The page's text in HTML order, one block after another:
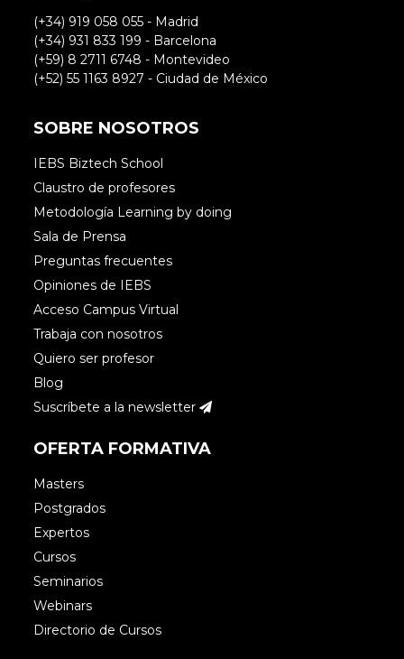
(+34) 919 058 055 - Madrid
(+34) 931 833 199 - Barcelona
(+59) 8 2711 6748 - Montevideo
(+52) 55 1163 8927 - Ciudad de México
SOBRE NOSOTROS
IEBS Biztech School
Claustro de profesores
Metodología Learning by doing
Sala de Prensa
Preguntas frecuentes
Opiniones de IEBS
Acceso Campus Virtual
Trabaja con nosotros
Quiero ser profesor
Blog
Suscríbete a la newsletter
OFERTA FORMATIVA
Masters
Postgrados
Expertos
Cursos
Seminarios
Webinars
Directorio de Cursos